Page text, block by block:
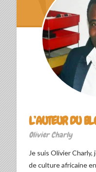
L’AUTEUR DU
Olivier Charly
Je suis Olivier
de culture africaine